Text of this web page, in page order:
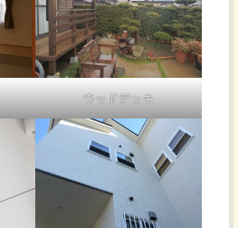
ウッドデッキ